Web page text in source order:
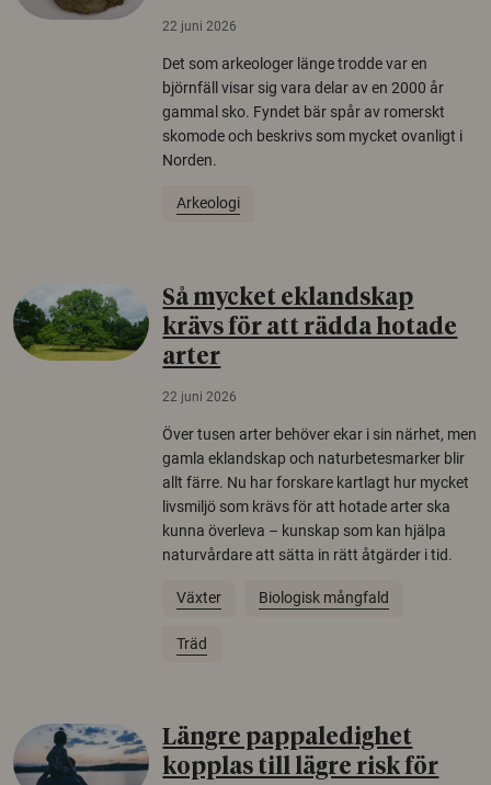
22 juni 2026
Det som arkeologer länge trodde var en
björnfäll visar sig vara delar av en 2000 år
gammal sko. Fyndet bär spår av romerskt
skomode och beskrivs som mycket ovanligt i
Norden.
Arkeologi
Så mycket eklandskap
krävs för att rädda hotade
arter
22 juni 2026
Över tusen arter behöver ekar i sin närhet, men
gamla eklandskap och naturbetesmarker blir
allt färre. Nu har forskare kartlagt hur mycket
livsmiljö som krävs för att hotade arter ska
kunna överleva – kunskap som kan hjälpa
naturvårdare att sätta in rätt åtgärder i tid.
Växter Biologisk mångfald
Träd
Längre pappaledighet
kopplas till lägre risk för